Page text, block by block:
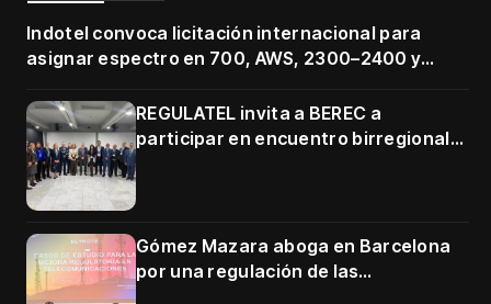
Indotel convoca licitación internacional para
asignar espectro en 700, AWS, 2300–2400 y
REGULATEL invita a BEREC a
participar en encuentro birregional
Gómez Mazara aboga en Barcelona
por una regulación de las